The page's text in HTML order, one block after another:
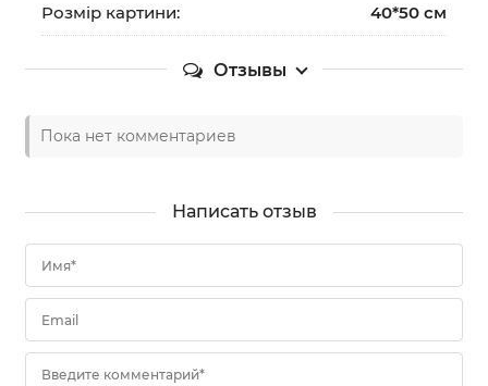
Розмір картини: 40*50 см
Отзывы
Пока нет комментариев
Написать отзыв
Имя*
Email
Введите комментарий*